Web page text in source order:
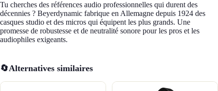
Tu cherches des références audio professionnelles qui durent des
décennies ? Beyerdynamic fabrique en Allemagne depuis 1924 des
casques studio et des micros qui équipent les plus grands. Une
promesse de robustesse et de neutralité sonore pour les pros et les
audiophiles exigeants.
🔄Alternatives similaires